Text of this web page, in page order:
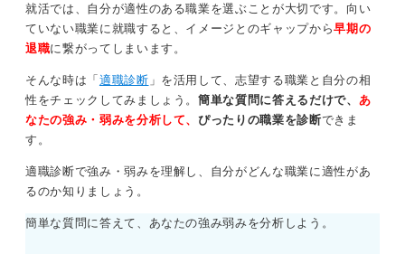
就活では、自分が適性のある職業を選ぶことが大切です。向い
ていない職業に就職すると、イメージとのギャップから早期の
退職に繋がってしまいます。
そんな時は「 適職診断 」を活用して、志望する職業と自分の相
性をチェックしてみましょう。簡単な質問に答えるだけで、 あ
なたの強み・弱みを分析して、ぴったりの職業を診断できま
す。
適職診断で強み・弱みを理解し、自分がどんな職業に適性があ
るのか知りましょう。
簡単な質問に答えて、あなたの強み弱みを分析しよう。